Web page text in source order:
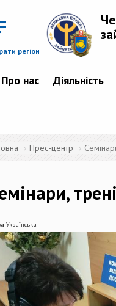
регіон
Про нас Діяльність
Прес-центр
Українська